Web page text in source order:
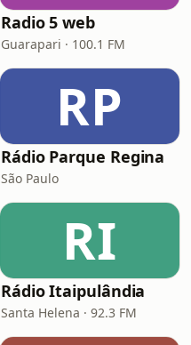
Radio 5 web
Guarapari · 100.1 FM
RP
Rádio Parque Regina
São Paulo
RI
Rádio Itaipulândia
Santa Helena · 92.3 FM